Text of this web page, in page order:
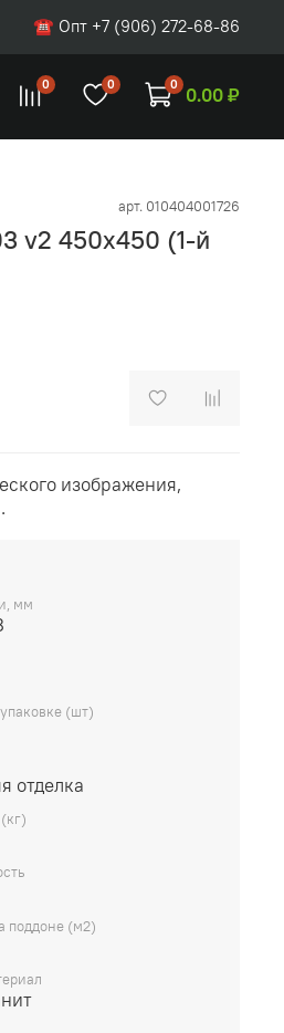
☎ Опт +7 (906) 272-68-86
0 0 0 0.00 ₽
арт. 010404001726
v2 450х450 (1-й
изображения,
мм
(шт)
отделка
поддоне (м2)